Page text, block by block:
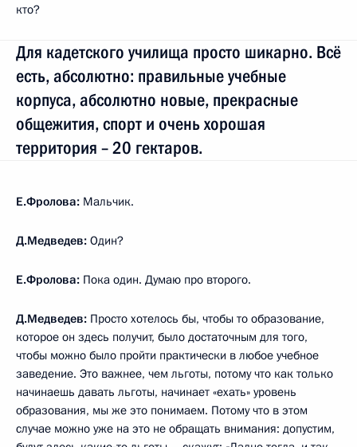
кто?
Для кадетского училища просто шикарно. Всё
есть, абсолютно: правильные учебные
корпуса, абсолютно новые, прекрасные
общежития, спорт и очень хорошая
территория – 20 гектаров.
Е.Фролова: Мальчик.
Д.Медведев: Один?
Е.Фролова: Пока один. Думаю про второго.
Д.Медведев: Просто хотелось бы, чтобы то образование,
которое он здесь получит, было достаточным для того,
чтобы можно было пройти практически в любое учебное
заведение. Это важнее, чем льготы, потому что как только
начинаешь давать льготы, начинает «ехать» уровень
образования, мы же это понимаем. Потому что в этом
случае можно уже на это не обращать внимания: допустим,